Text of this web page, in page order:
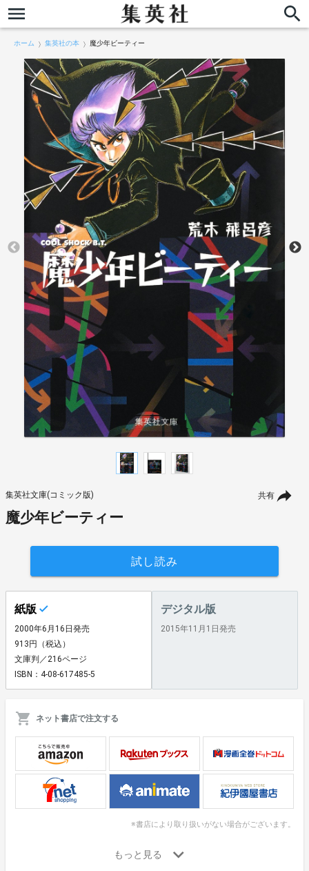
ホーム 集英社の本 魔少年ビーティー
共有
集英社文庫(コミック版)
魔少年ビーティー
試し読み
紙版
2000年6月16日発売
913円（税込）
文庫判／216ページ
ISBN：4-08-617485-5
デジタル版
2015年11月1日発売
ネット書店で注文する
※書店により取り扱いがない場合がございます。